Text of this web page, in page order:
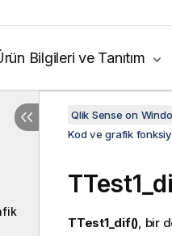
Bilgileri ve Tanıtım
Qlik Sense on
Kod ve grafik
TTest1_dif(), bir